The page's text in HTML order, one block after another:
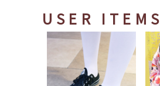
USER ITEMS